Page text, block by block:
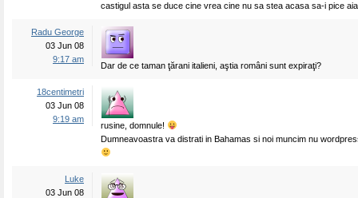
castigul asta se duce cine vrea cine nu sa stea acasa sa-i pice
Radu George
03 Jun 08
9:17 am
Dar de ce taman ţărani italieni, aştia români sunt expiraţi?
18centimetri
03 Jun 08
9:19 am
rusine, domnule!
Dumneavoastra va distrati in Bahamas si noi muncim nu
Luke
03 Jun 08